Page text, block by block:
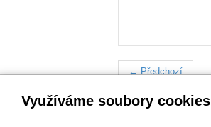
← Předchozí
Využíváme soubory cookies